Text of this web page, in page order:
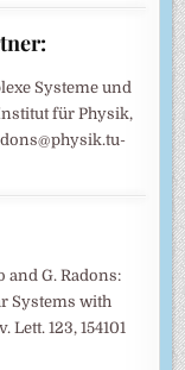
Systeme und
für Physik,
and G. Radons:
Systems with
123, 154101